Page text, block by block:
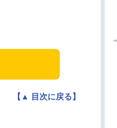
【▲ 目次に戻る】